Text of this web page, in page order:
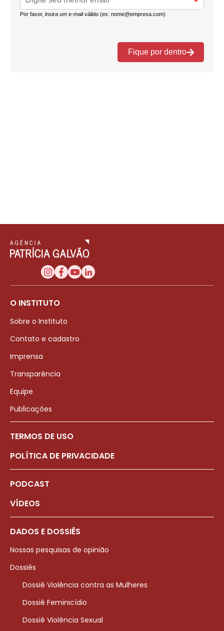
O INSTITUTO
Sobre o Instituto
Contato e cadastro
Imprensa
Transparência
Equipe
Publicações
TERMOS DE USO
POLÍTICA DE PRIVACIDADE
PODCAST
VÍDEOS
DADOS E DOSSIÊS
Nossas pesquisas de opinião
Dossiês
Dossiê Violência contra as Mulheres
Dossiê Feminicídio
Dossiê Violência Sexual